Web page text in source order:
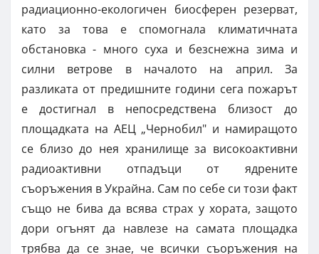
радиационно-екологичен биосферен резерват,
като за това е спомогнала климатичната
обстановка - много суха и безснежна зима и
силни ветрове в началото на април. За
разликата от предишните години сега пожарът
е достигнал в непосредствена близост до
площадката на АЕЦ „Чернобил" и намиращото
се близо до нея хранилище за високоактивни
радиоактивни отпадъци от ядрените
съоръжения в Украйна. Сам по себе си този факт
също не бива да всява страх у хората, защото
дори огънят да навлезе на самата площадка
трябва да се знае, че всички съоръжения на